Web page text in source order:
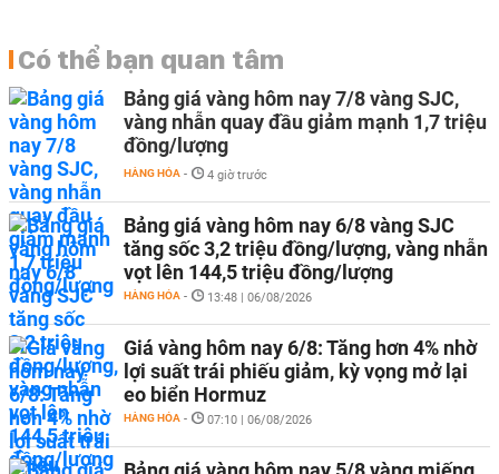
Có thể bạn quan tâm
Bảng giá vàng hôm nay 7/8 vàng SJC,
vàng nhẫn quay đầu giảm mạnh 1,7 triệu
đồng/lượng
HÀNG HÓA - 4 giờ trước
Bảng giá vàng hôm nay 6/8 vàng SJC
tăng sốc 3,2 triệu đồng/lượng, vàng nhẫn
vọt lên 144,5 triệu đồng/lượng
HÀNG HÓA - 13:48 | 06/08/2026
Giá vàng hôm nay 6/8: Tăng hơn 4% nhờ
lợi suất trái phiếu giảm, kỳ vọng mở lại
eo biển Hormuz
HÀNG HÓA - 07:10 | 06/08/2026